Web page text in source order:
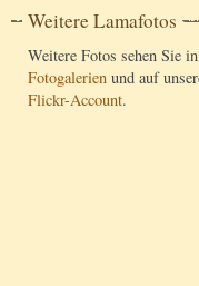
Weitere Lamafotos
Weitere Fotos sehen Sie
Fotogalerien und auf
Flickr-Account.